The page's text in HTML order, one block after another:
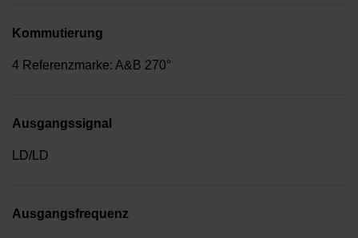
Kommutierung
4 Referenzmarke: A&B 270°
Ausgangssignal
LD/LD
Ausgangsfrequenz